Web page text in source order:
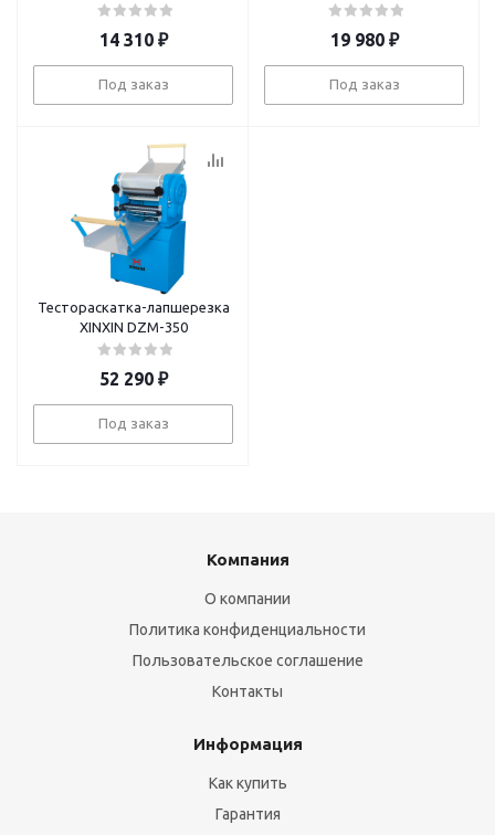
14 310₽
Под заказ
19 980₽
Под заказ
Тестораскатка-лапшерезка
XINXIN DZM-350
52 290₽
Под заказ
Компания
О компании
Политика конфиденциальности
Пользовательское соглашение
Контакты
Информация
Как купить
Гарантия